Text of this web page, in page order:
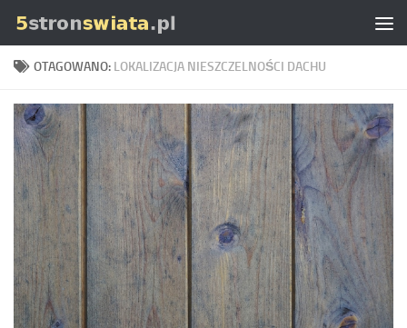
Skip to content
OTAGOWANO: LOKALIZACJA NIESZCZELNOŚCI DACHU